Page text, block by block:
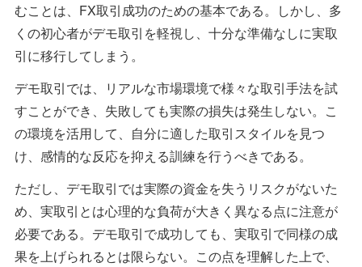
むことは、FX取引成功のための基本である。しかし、多
くの初心者がデモ取引を軽視し、十分な準備なしに実取
引に移行してしまう。
デモ取引では、リアルな市場環境で様々な取引手法を試
すことができ、失敗しても実際の損失は発生しない。こ
の環境を活用して、自分に適した取引スタイルを見つ
け、感情的な反応を抑える訓練を行うべきである。
ただし、デモ取引では実際の資金を失うリスクがないた
め、実取引とは心理的な負荷が大きく異なる点に注意が
必要である。デモ取引で成功しても、実取引で同様の成
果を上げられるとは限らない。この点を理解した上で、